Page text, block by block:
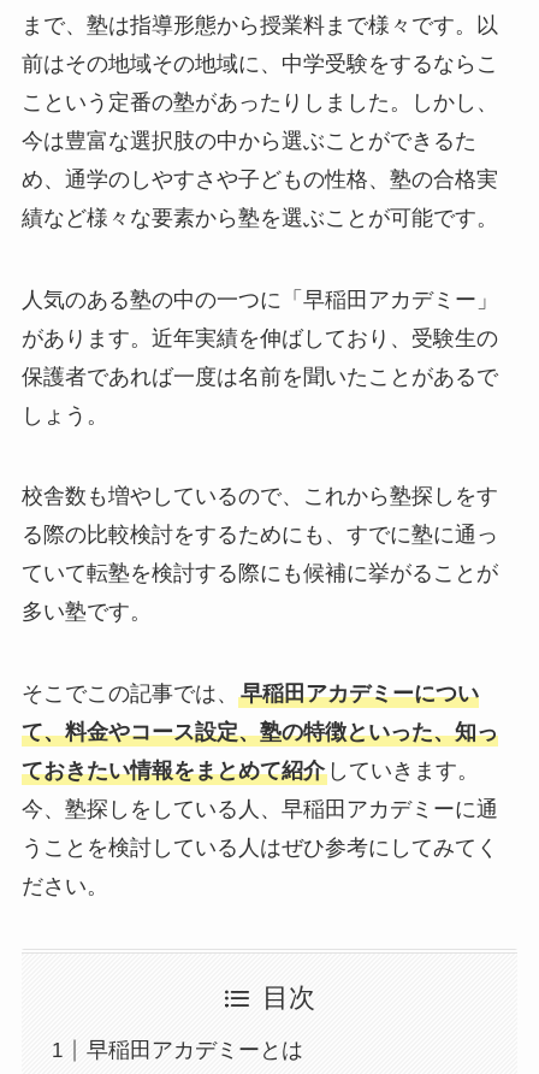
まで、塾は指導形態から授業料まで様々です。以
前はその地域その地域に、中学受験をするならこ
こという定番の塾があったりしました。しかし、
今は豊富な選択肢の中から選ぶことができるた
め、通学のしやすさや子どもの性格、塾の合格実
績など様々な要素から塾を選ぶことが可能です。
人気のある塾の中の一つに「早稲田アカデミー」
があります。近年実績を伸ばしており、受験生の
保護者であれば一度は名前を聞いたことがあるで
しょう。
校舎数も増やしているので、これから塾探しをす
る際の比較検討をするためにも、すでに塾に通っ
ていて転塾を検討する際にも候補に挙がることが
多い塾です。
そこでこの記事では、 早稲田アカデミーについ
て、料金やコース設定、塾の特徴といった、知っ
ておきたい情報をまとめて紹介していきます。
今、塾探しをしている人、早稲田アカデミーに通
うことを検討している人はぜひ参考にしてみてく
ださい。
目次
早稲田アカデミーとは